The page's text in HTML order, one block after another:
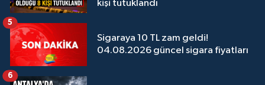
kişi tutuklandı
Sigaraya 10 TL zam geldi!
04.08.2026 güncel sigara fiyatları
5
6